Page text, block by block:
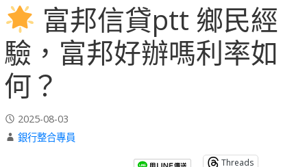
富邦信貸ptt 鄉民經
驗，富邦好辦嗎利率如
何？
2025-08-03
銀行整合專員
Threads